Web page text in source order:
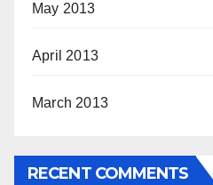
May 2013
April 2013
March 2013
RECENT COMMENTS